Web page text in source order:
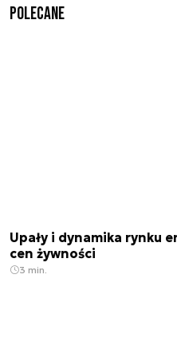
Polecane
Upały i dynamika rynku
cen żywności
3 min.